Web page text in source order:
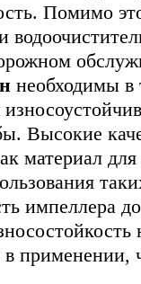
Помимо
необходимы в
Высокие
материал
импеллера
в применении,